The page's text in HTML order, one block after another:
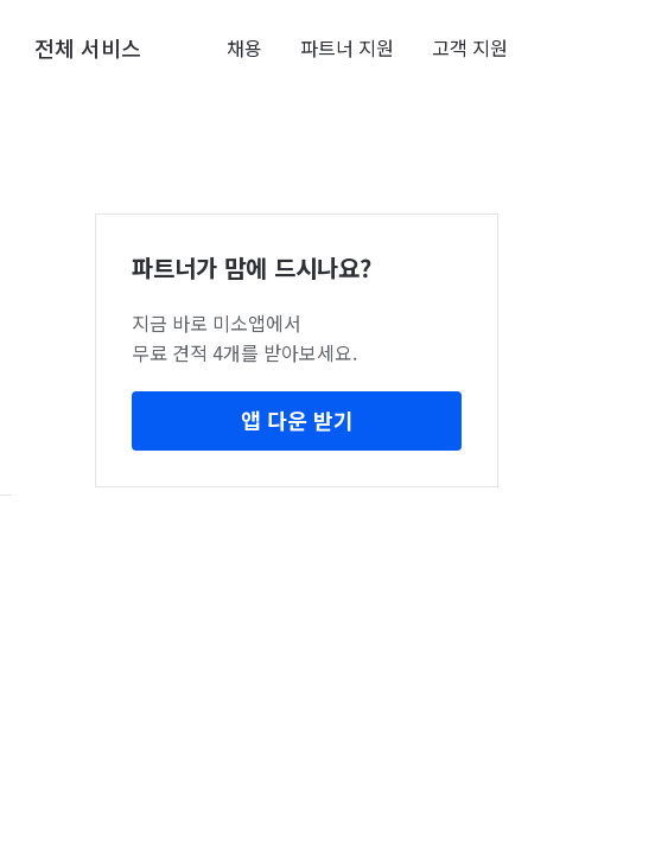
전체 서비스 채용 파트너 지원 고객 지원
파트너가 맘에 드시나요?
지금 바로 미소앱에서
무료 견적 4개를 받아보세요.
앱 다운 받기